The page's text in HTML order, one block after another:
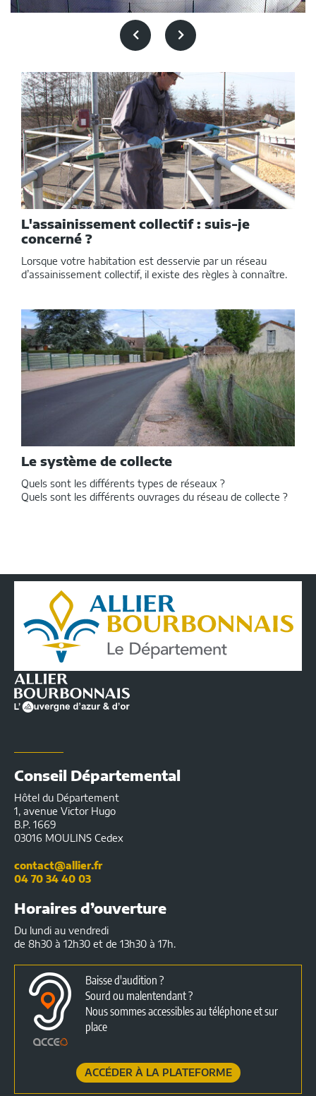
PrécédentSuivant
Dans
cette
rubrique
L'assainissement collectif : suis-je
concerné ?
Lorsque votre habitation est desservie par un réseau
d’assainissement collectif, il existe des règles à connaître.
Le système de collecte
Quels sont les différents types de réseaux ?
Quels sont les différents ouvrages du réseau de collecte ?
Conseil
Départemental
de
l'Allier
Infos
Conseil Départemental
Hôtel du Département
1, avenue Victor Hugo
B.P. 1669
03016 MOULINS Cedex
contact@allier.fr
04 70 34 40 03
Horaires d’ouverture
Du lundi au vendredi
de 8h30 à 12h30 et de 13h30 à 17h.
Baisse d'audition ?
Sourd ou malentendant ?
Nous sommes accessibles au téléphone et sur
place
ACCÉDER À LA PLATEFORME